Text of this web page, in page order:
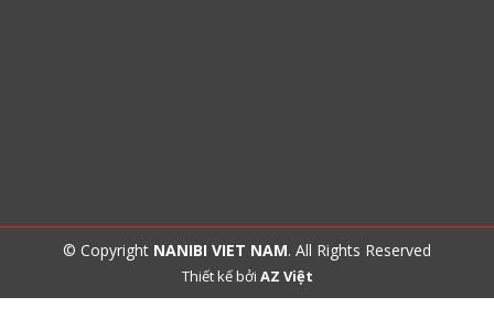
© Copyright NANIBI VIET NAM. All Rights Reserved
Thiết kế bởi AZ Việt